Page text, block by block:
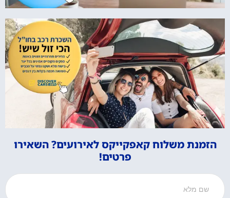
הזמנת משלוח קאפקייקס לאירועים? השאירו
פרטים!